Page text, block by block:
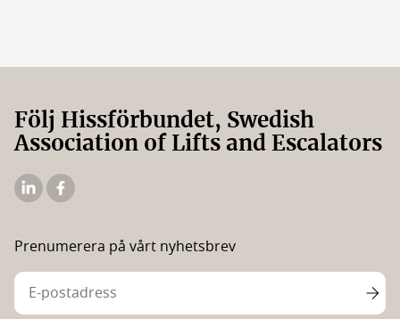
Följ Hissförbundet, Swedish
Association of Lifts and Escalators
Prenumerera på vårt nyhetsbrev